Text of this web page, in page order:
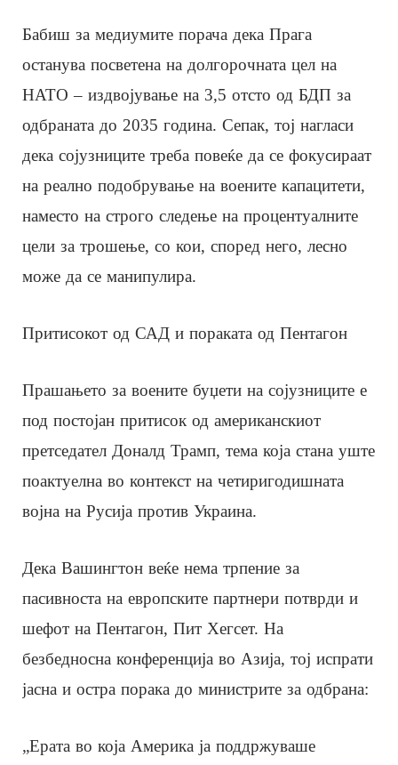
Бабиш за медиумите порача дека Прага
останува посветена на долгорочната цел на
НАТО – издвојување на 3,5 отсто од БДП за
одбраната до 2035 година. Сепак, тој нагласи
дека сојузниците треба повеќе да се фокусираат
на реално подобрување на воените капацитети,
наместо на строго следење на процентуалните
цели за трошење, со кои, според него, лесно
може да се манипулира.
Притисокот од САД и пораката од Пентагон
Прашањето за воените буџети на сојузниците е
под постојан притисок од американскиот
претседател Доналд Трамп, тема која стана уште
поактуелна во контекст на четиригодишната
војна на Русија против Украина.
Дека Вашингтон веќе нема трпение за
пасивноста на европските партнери потврди и
шефот на Пентагон, Пит Хегсет. На
безбедносна конференција во Азија, тој испрати
јасна и остра порака до министрите за одбрана:
„Ерата во која Америка ја поддржуваше